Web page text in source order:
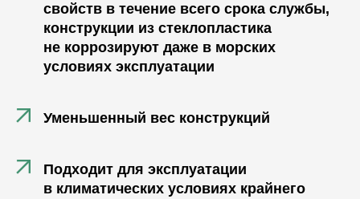
свойств в течение всего срока службы,
конструкции из стеклопластика
не коррозируют даже в морских
условиях эксплуатации
Уменьшенный вес конструкций
Подходит для эксплуатации
в климатических условиях крайнего